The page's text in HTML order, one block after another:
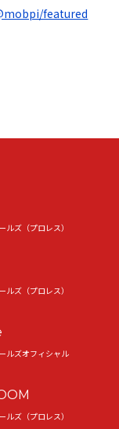
featured
ルズ（プロレス）
ルズ（プロレス）
ルズオフィシャル
ルズ（プロレス）